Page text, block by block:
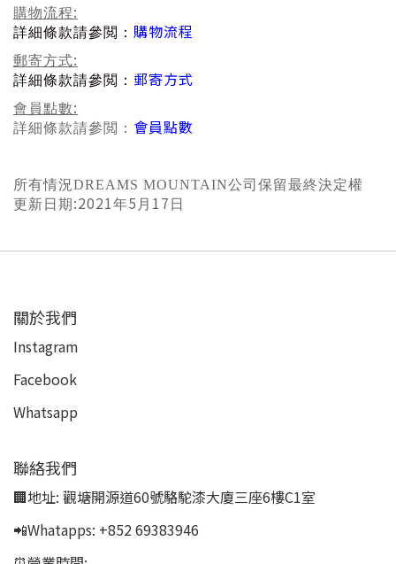
購物流程:
詳細條款請參閲 ： 購物流程
郵寄方式:
詳細條款請參閲 ： 郵寄方式
會員點數:
詳細條款請參閲 ： 會員點數
所有情況DREAMS MOUNTAIN公司保留最終決定權
更新日期 :2021年5 月 17 日
關於我們
Instagram
Facebook
Whatsapp
聯絡我們
🏢地址: 觀塘開源道60號駱駝漆大廈三座6樓C1室
📲Whatapps: +852 69383946